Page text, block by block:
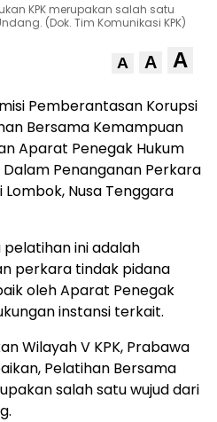
KPK merupakan salah satu
(Dok. Tim Komunikasi KPK)
A A A
Pemberantasan Korupsi
Bersama Kemampuan
Aparat Penegak Hukum
Penanganan Perkara
Lombok, Nusa Tenggara
ini adalah
perkara tindak pidana
oleh Aparat Penegak
instansi terkait.
Wilayah V KPK, Prabawa
Pelatihan Bersama
salah satu wujud dari